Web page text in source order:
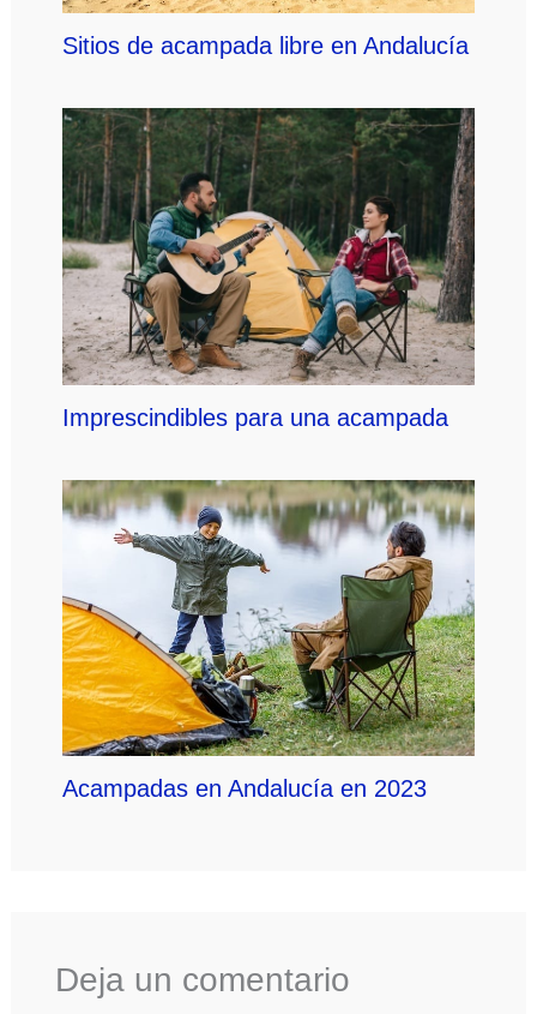
Sitios de acampada libre en Andalucía
Imprescindibles para una acampada
Acampadas en Andalucía en 2023
Deja un comentario